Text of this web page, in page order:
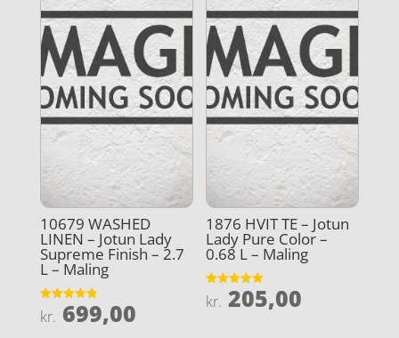
10679 WASHED
LINEN – Jotun Lady
Supreme Finish – 2.7
L – Maling
Vurderet
4.8
kr. 699,00
1876 HVIT TE – Jotun
Lady Pure Color –
0.68 L – Maling
Vurderet
5
kr. 205,00